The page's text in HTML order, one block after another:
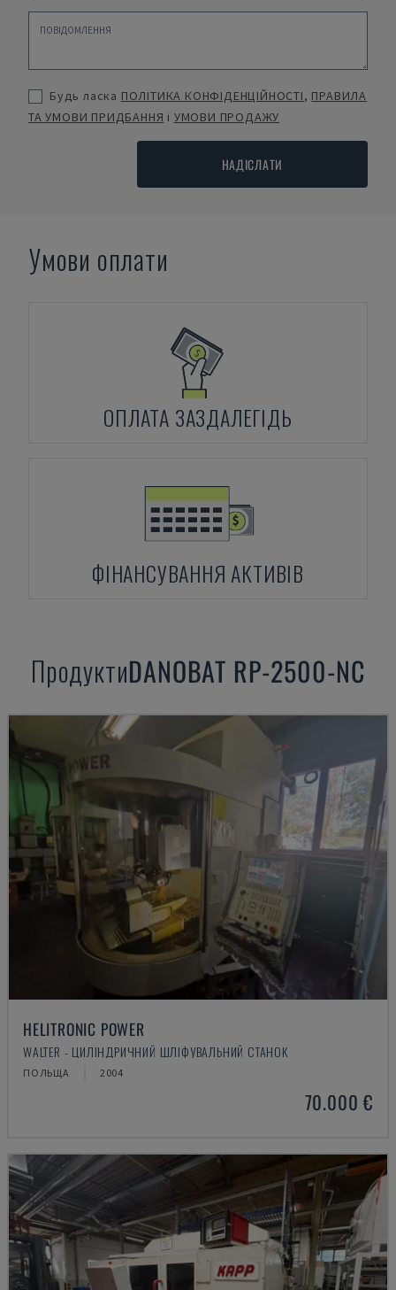
Будь ласка ПОЛІТИКА КОНФІДЕНЦІЙНОСТІ, ПРАВИЛА
ТА УМОВИ ПРИДБАННЯ і УМОВИ ПРОДАЖУ
НАДІСЛАТИ
Умови оплати
ОПЛАТА ЗАЗДАЛЕГІДЬ
ФІНАНСУВАННЯ АКТИВІВ
ПродуктиDANOBAT RP-2500-NC
HELITRONIC POWER
WALTER - ЦИЛІНДРИЧНИЙ ШЛІФУВАЛЬНИЙ СТАНОК
ПОЛЬЩА 2004
70.000 €